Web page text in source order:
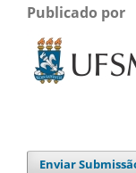
Publicado por
Enviar